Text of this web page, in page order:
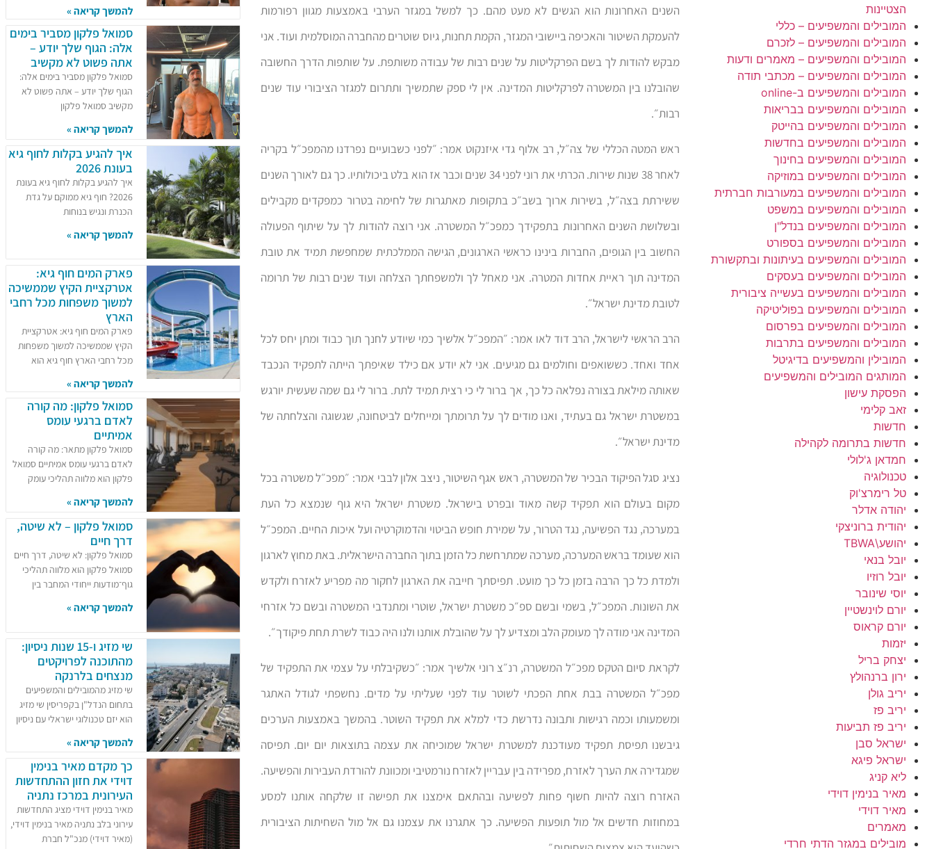
הצטיינות
המובילים והמשפיעים – כללי
המובילים והמשפיעים – לזכרם
המובילים והמשפיעים – מאמרים ודעות
המובילים והמשפיעים – מכתבי תודה
המובילים והמשפיעים ב-online
המובילים והמשפיעים בבריאות
המובילים והמשפיעים בהייטק
המובילים והמשפיעים בחדשות
המובילים והמשפיעים בחינוך
המובילים והמשפיעים במוזיקה
המובילים והמשפיעים במעורבות חברתית
המובילים והמשפיעים במשפט
המובילים והמשפיעים בנדל"ן
המובילים והמשפיעים בספורט
המובילים והמשפיעים בעיתונות ובתקשורת
המובילים והמשפיעים בעסקים
המובילים והמשפיעים בעשייה ציבורית
המובילים והמשפיעים בפוליטיקה
המובילים והמשפיעים בפרסום
המובילים והמשפיעים בתרבות
המובילין והמשפיעים בדיגיטל
המותגים המובילים והמשפיעים
הפסקת עישון
זאב קלימי
חדשות
חדשות בתרומה לקהילה
חמדאן ג'לולי
טכנולוגיה
טל רימרצ'וק
יהודה אדלר
יהודית ברוניצקי
יהושע\TBWA
יובל בנאי
יובל רוזיו
יוסי שינובר
יורם לוינשטיין
יורם קראוס
יזמות
יצחק בריל
ירון ברנהולץ
יריב גולן
יריב פז
יריב פז תביעות
ישראל סבן
ישראל פיגא
ליא קניג
מאיר בנימין דוידי
מאיר דוידי
מאמרים
מובילים במגזר הדתי חרדי
השנים האחרונות הוא הגשים לא מעט מהם. כך למשל במגזר הערבי באמצעות מגוון רפורמות
להעמקת השיטור והאכיפה ביישובי המגזר, הקמת תחנות, גיוס שוטרים מהחברה המוסלמית ועוד. אני
מבקש להודות לך בשם הפרקליטות על שנים רבות של עבודה משותפת. על שותפות הדרך החשובה
שהובלנו בין המשטרה לפרקליטות המדינה. אין לי ספק שתמשיך ותתרום למגזר הציבורי עוד שנים
רבות״.
ראש המטה הכללי של צה״ל, רב אלוף גדי איזנקוט אמר: ״לפני כשבועיים נפרדנו מהמפכ״ל בקריה
לאחר 38 שנות שירות. הכרתי את רוני לפני 34 שנים וכבר אז הוא בלט ביכולותיו. כך גם לאורך השנים
ששירתת בצה״ל, בשירות ארוך בשב״כ בתקופות מאתגרות של לחימה בטרור כמפקדים מקבילים
ובשלושת השנים האחרונות בתפקידך כמפכ״ל המשטרה. אני רוצה להודות לך על שיתוף הפעולה
החשוב בין הגופים, החברות בינינו כראשי הארגונים, הגישה הממלכתית שמחפשת תמיד את טובת
המדינה תוך ראיית אחדות המטרה. אני מאחל לך ולמשפחתך הצלחה ועוד שנים רבות של תרומה
לטובת מדינת ישראל״.
הרב הראשי לישראל, הרב דוד לאו אמר: ״המפכ״ל אלשיך כמי שיודע לחנך תוך כבוד ומתן יחס לכל
אחד ואחד. כששואפים וחולמים גם מגיעים. אני לא יודע אם כילד שאיפתך הייתה לתפקיד הנכבד
שאותה מילאת בצורה נפלאה כל כך, אך ברור לי כי רצית תמיד לתת. ברור לי גם שמה שעשית יורגש
במשטרת ישראל גם בעתיד, ואנו מודים לך על תרומתך ומייחלים לביטחונה, שגשוגה והצלחתה של
מדינת ישראל״.
נציג סגל הפיקוד הבכיר של המשטרה, ראש אגף השיטור, ניצב אלון לבבי אמר: ״מפכ״ל משטרה בכל
מקום בעולם הוא תפקיד קשה מאוד ובפרט בישראל. משטרת ישראל היא גוף שנמצא כל העת
במערכה, נגד הפשיעה, נגד הטרור, על שמירת חופש הביטוי והדמוקרטיה ועל איכות החיים. המפכ״ל
הוא שעומד בראש המערכה, מערכה שמתרחשת כל הזמן בתוך החברה הישראלית. באת מחוץ לארגון
ולמדת כל כך הרבה בזמן כל כך מועט. תפיסתך חייבה את הארגון לחקור מה מפריע לאזרח ולקדש
את השונות. המפכ״ל, בשמי ובשם ספ״כ משטרת ישראל, שוטרי ומתנדבי המשטרה ובשם כל אזרחי
המדינה אני מודה לך מעומק הלב ומצדיע לך על שהובלת אותנו ולנו היה כבוד לשרת תחת פיקודך״.
לקראת סיום הטקס מפכ״ל המשטרה, רנ״צ רוני אלשיך אמר: ״כשקיבלתי על עצמי את התפקיד של
מפכ״ל המשטרה בבת אחת הפכתי לשוטר עוד לפני שעליתי על מדים. נחשפתי לגודל האתגר
ומשמעותו וכמה רגישות ותבונה נדרשת כדי למלא את תפקיד השוטר. בהמשך באמצעות הערכים
גיבשנו תפיסת תפקיד מעודכנת למשטרת ישראל שמוכיחה את עצמה בתוצאות יום יום. תפיסה
שמגדירה את הערך לאזרח, מפרידה בין עבריין לאזרח נורמטיבי ומכוונת להורדת העבירות והפשיעה.
האזרח רוצה להיות חשוף פחות לפשיעה ובהתאם אימצנו את תפישה זו שלקחה אותנו למסע
במחוזות חדשים אל מול תופעות הפשיעה. כך אתגרנו את עצמנו גם אל מול השחיתות הציבורית
להמשך קריאה »
סמואל פלקון מסביר בימים
אלה: הגוף שלך יודע –
אתה פשוט לא מקשיב
סמואל פלקון מסביר בימים אלה:
הגוף שלך יודע – אתה פשוט לא
מקשיב סמואל פלקון
להמשך קריאה »
איך להגיע בקלות לחוף גיא
בעונת 2026
איך להגיע בקלות לחוף גיא בעונת
2026? חוף גיא ממוקם על גדת
הכנרת ונגיש בנוחות
להמשך קריאה »
פארק המים חוף גיא:
אטרקציית הקיץ שממשיכה
למשוך משפחות מכל רחבי
הארץ
פארק המים חוף גיא: אטרקציית
הקיץ שממשיכה למשוך משפחות
מכל רחבי הארץ חוף גיא הוא
להמשך קריאה »
סמואל פלקון: מה קורה
לאדם ברגעי עומס
אמיתיים
סמואל פלקון מתאר: מה קורה
לאדם ברגעי עומס אמיתיים סמואל
פלקון הוא מלווה תהליכי עומק
להמשך קריאה »
סמואל פלקון – לא שיטה,
דרך חיים
סמואל פלקון: לא שיטה, דרך חיים
סמואל פלקון הוא מלווה תהליכי
גוף־מודעות ייחודי המחבר בין
להמשך קריאה »
שי מזיג ו-15 שנות ניסיון:
מהתוכנה לפרויקטים
מנצחים בלרנקה
שי מזיג מהמובילים והמשפיעים
בתחום הנדל"ן בקפריסין שי מזיג
הוא יזם טכנולוגי ישראלי עם ניסיון
להמשך קריאה »
כך מקדם מאיר בנימין
דוידי את חזון ההתחדשות
העירונית במרכז נתניה
מאיר בנימין דוידי מציג התחדשות
עירוני בלב נתניה מאיר בנימין דוידי,
(מאיר דוידי) מנכ"ל חברת